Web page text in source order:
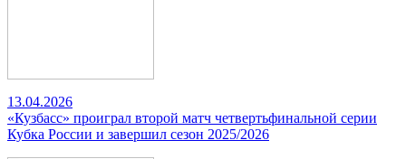
13.04.2026
«Кузбасс» проиграл второй матч четвертьфинальной серии
Кубка России и завершил сезон 2025/2026